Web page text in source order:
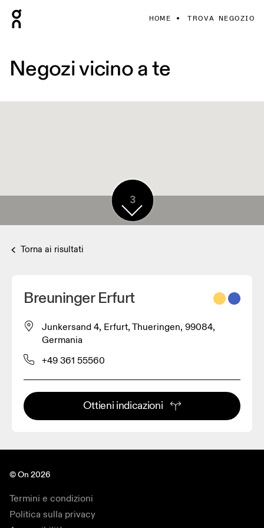
HOME TROVA NEGOZIO
Negozi vicino a te
3
Torna ai risultati
Breuninger Erfurt
Junkersand 4, Erfurt, Thueringen, 99084,
Germania
+49 361 55560
Ottieni indicazioni
© On 2026
Termini e condizioni
Politica sulla privacy